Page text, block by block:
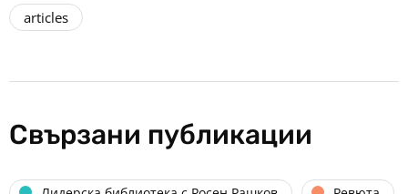
articles
Свързани публикации